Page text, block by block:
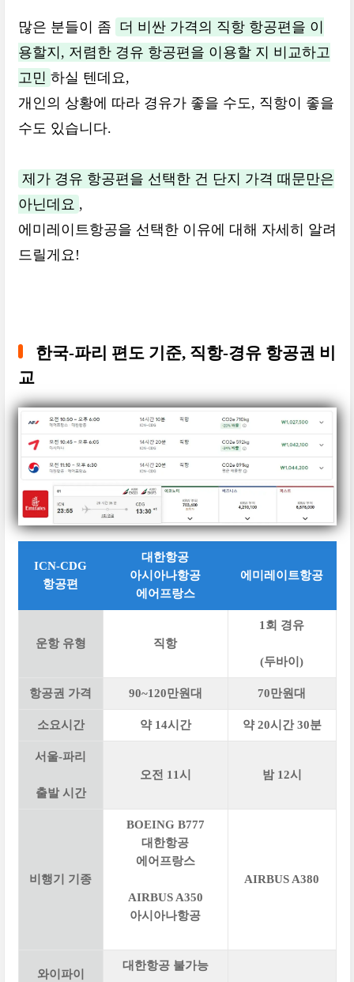
많은 분들이 좀 더 비싼 가격의 직항 항공편을 이
용할지, 저렴한 경유 항공편을 이용할 지 비교하고
고민 하실 텐데요,
개인의 상황에 따라 경유가 좋을 수도, 직항이 좋을
수도 있습니다.
제가 경유 항공편을 선택한 건 단지 가격 때문만은
아닌데요 ,
에미레이트항공을 선택한 이유에 대해 자세히 알려
드릴게요!
한국-파리 편도 기준, 직항-경유 항공권 비
교
ICN-CDG
항공편
대한항공
아시아나항공
에어프랑스
에미레이트항공
운항 유형 직항
1회 경유
(두바이)
항공권 가격 90~120만원대 70만원대
소요시간 약 14시간 약 20시간 30분
서울-파리
출발 시간
오전 11시 밤 12시
비행기 기종
BOEING B777
대한항공
에어프랑스
AIRBUS A350
아시아나항공
AIRBUS A380
와이파이
대한항공 불가능